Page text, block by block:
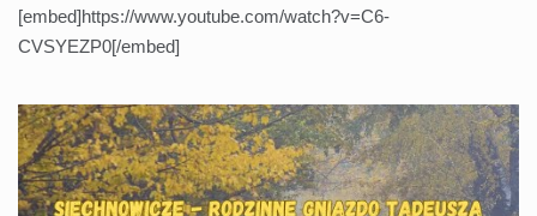
[embed]https://www.youtube.com/watch?v=C6-
CVSYEZP0[/embed]